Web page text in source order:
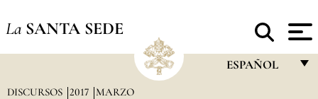
La SANTA SEDE
ESPAÑOL
DISCURSOS 2017 MARZO